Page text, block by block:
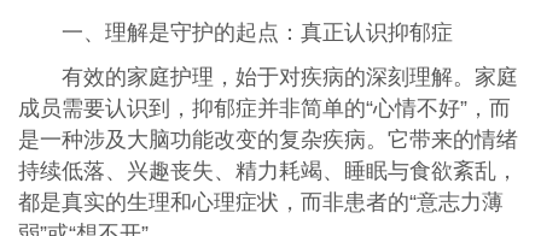
一、理解是守护的起点：真正认识抑郁症
有效的家庭护理，始于对疾病的深刻理解。家庭
成员需要认识到，抑郁症并非简单的“心情不好”，而
是一种涉及大脑功能改变的复杂疾病。它带来的情绪
持续低落、兴趣丧失、精力耗竭、睡眠与食欲紊乱，
都是真实的生理和心理症状，而非患者的“意志力薄